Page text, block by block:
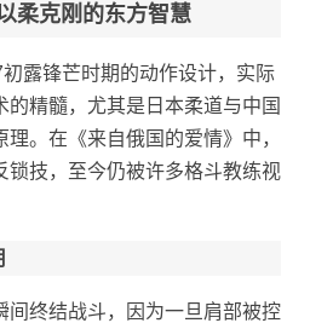
柔克刚的东方智慧
露锋芒时期的动作设计，实际
的精髓，尤其是日本柔道与中国
。在《来自俄国的爱情》中，
锁技，至今仍被许多格斗教练视
间终结战斗，因为一旦肩部被控